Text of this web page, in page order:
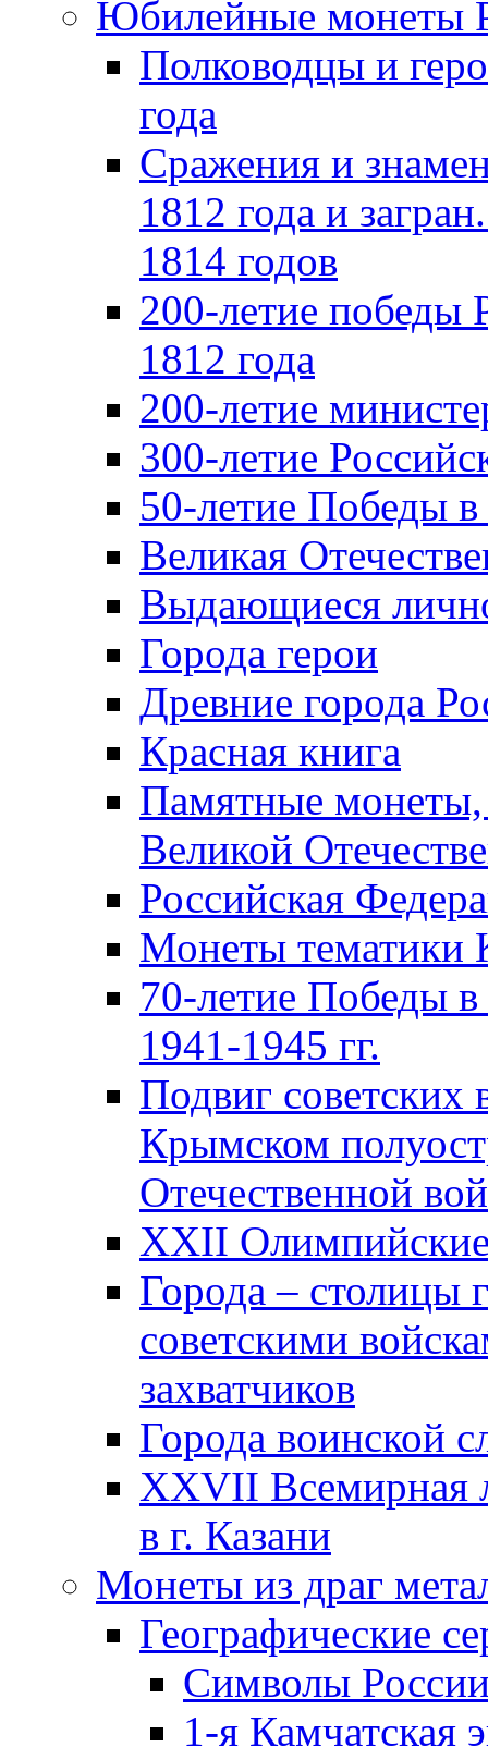
Юбилейные монеты
Полководцы и
года
Сражения и
1812 года и
1814 годов
200-летие победы
1812 года
200-летие
300-летие
50-летие Победы
Великая
Выдающиеся
Города герои
Древние города
Красная книга
Памятные
Великой
Российская
Монеты тематики
70-летие Победы
1941-1945 гг.
Подвиг советских
Крымском
Отечественной
XXII
Города – столицы
советскими
захватчиков
Города воинской
XXVII Всемирная
в г. Казани
Монеты из драг
Географические
Символы
1-я Камчатская